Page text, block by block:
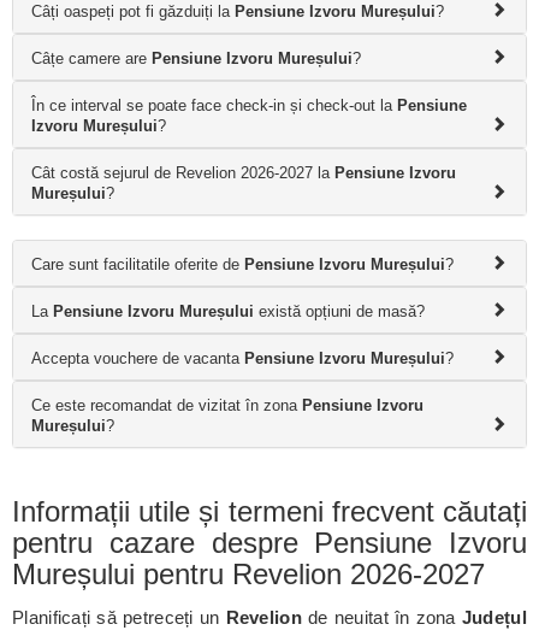
Câți oaspeți pot fi găzduiți la Pensiune Izvoru Mureșului?
Câțe camere are Pensiune Izvoru Mureșului?
În ce interval se poate face check-in și check-out la Pensiune
Izvoru Mureșului?
Cât costă sejurul de Revelion 2026-2027 la Pensiune Izvoru
Mureșului?
Care sunt facilitatile oferite de Pensiune Izvoru Mureșului?
La Pensiune Izvoru Mureșului există opțiuni de masă?
Accepta vouchere de vacanta Pensiune Izvoru Mureșului?
Ce este recomandat de vizitat în zona Pensiune Izvoru
Mureșului?
Informații utile și termeni frecvent căutați
pentru cazare despre Pensiune Izvoru
Mureșului pentru Revelion 2026-2027
Planificați să petreceți un Revelionde neuitat în zona Județul